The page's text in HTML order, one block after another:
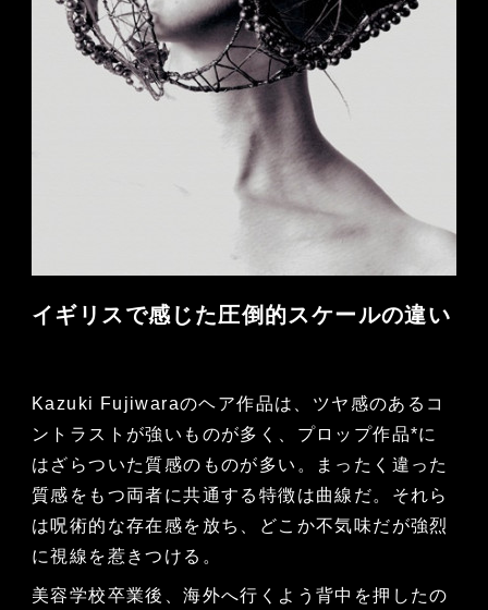
イギリスで感じた圧倒的スケールの違い
Kazuki Fujiwaraのヘア作品は、ツヤ感のあるコ
ントラストが強いものが多く、プロップ作品*に
はざらついた質感のものが多い。まったく違った
質感をもつ両者に共通する特徴は曲線だ。それら
は呪術的な存在感を放ち、どこか不気味だが強烈
に視線を惹きつける。
美容学校卒業後、海外へ行くよう背中を押したの